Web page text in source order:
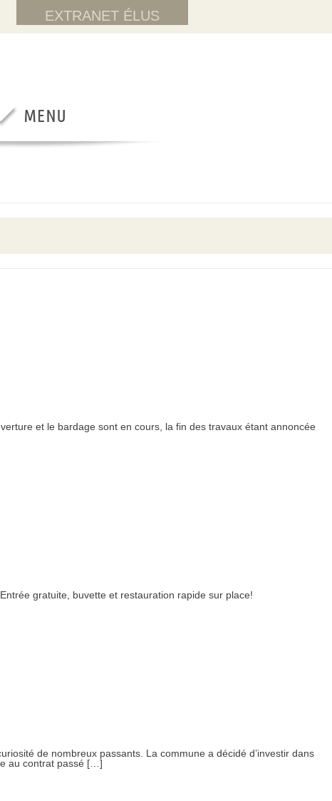
EXTRANET ÉLUS
et le bardage sont en cours, la fin des travaux étant annoncée
gratuite, buvette et restauration rapide sur place!
de nombreux passants. La commune a décidé d’investir dans
au contrat passé […]